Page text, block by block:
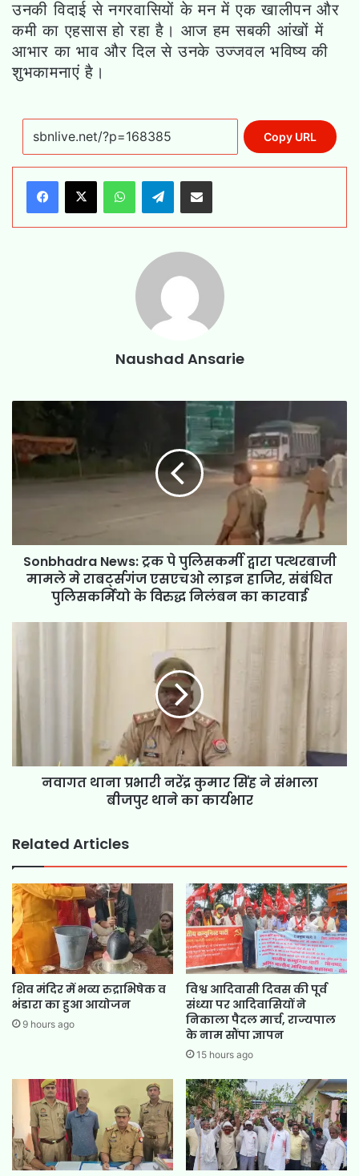
उनकी विदाई से नगरवासियों के मन में एक खालीपन और
कमी का एहसास हो रहा है। आज हम सबकी आंखों में
आभार का भाव और दिल से उनके उज्जवल भविष्य की
शुभकामनाएं है।
Copy URL
WhatsAppTelegramShare via Email
Naushad Ansarie
Sonbhadra News: ट्रक पे पुलिसकर्मी द्वारा पत्थरबाजी
मामले मे राबर्ट्सगंज एसएचओ लाइन हाजिर, संबंधित
पुलिसकर्मियो के विरुद्ध निलंबन का कारवाई
नवागत थाना प्रभारी नरेंद्र कुमार सिंह ने संभाला
बीजपुर थाने का कार्यभार
Related Articles
शिव मंदिर में भव्य रुद्राभिषेक व
भंडारा का हुआ आयोजन
9 hours ago
विश्व आदिवासी दिवस की पूर्व
संध्या पर आदिवासियों ने
निकाला पैदल मार्च, राज्यपाल
के नाम सौंपा ज्ञापन
15 hours ago